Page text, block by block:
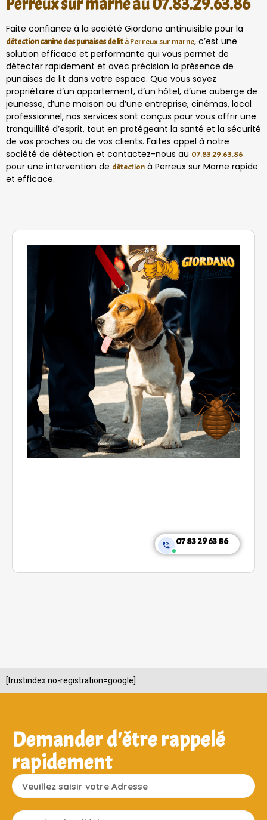
Faite confiance à la société Giordano antinuisible pour la
détection canine des punaises de lità Perreux sur marne, c’est une
solution efficace et performante qui vous permet de
détecter rapidement et avec précision la présence de
punaises de lit dans votre espace. Que vous soyez
propriétaire d’un appartement, d’un hôtel, d’une auberge de
jeunesse, d’une maison ou d’une entreprise, cinémas, local
professionnel, nos services sont conçus pour vous offrir une
tranquillité d’esprit, tout en protégeant la santé et la sécurité
de vos proches ou de vos clients. Faites appel à notre
société de détection et contactez-nous au 07.83.29.63.86
pour une intervention de détection à Perreux sur Marne rapide
et efficace.
07 83 29 63 86
[trustindex no-registration=google]
Demander d'être rappelé
rapidement